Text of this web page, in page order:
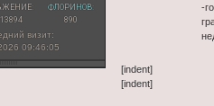
ФЛОРИНОВ:
890
визит:
09:46:05
-
[indent]
[indent]